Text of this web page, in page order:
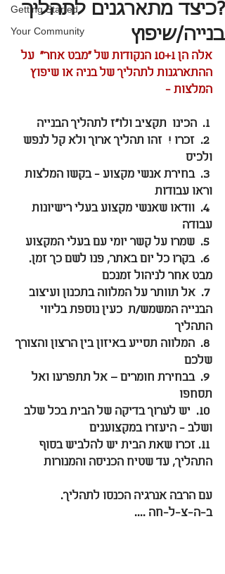
Getting Started
Your Community
?כיצד מתארגנים לתהליך
בנייה/שיפוץ
אלה הן 10+1 הנקודות של "מבט אחר"  על
ההתארגנות לתהליך של בניה או שיפוץ
המלצות -
1.  הכינו  תקציב ולו"ז לתהליך הבנייה
2.  זכרו !  זהו תהליך ארוך ולא קל לנפש
ולכיס
3.  בחירת אנשי מקצוע - בקשו המלצות
וראו עבודות
4.  וודאו שאנשי מקצוע בעלי רישיונות
עבודה
6.  בקרו כל יום באתר, פנו לשם כך זמן.
מבט אחר לניהול זמנכם
7.  אל תוותר על המלווה בתכנון ועיצוב
הבנייה המשמש/ת  כעין נוספת בליווי
התהליך
8.  המלווה תסייע באיזון בין הרצון והצורך
שלכם
9.  בבחירת חומרים – אל תתפרעו ואל
תסחפו
10.  יש לערוך בדיקה של הבית בכל שלב
ושלב - היעזרו במקצוענים
11. זכרו שאת הבית יש להלביש בסוף
התהליך, עד שטיח הכניסה והמנורות
עם הרבה אנרגיה הכנסו לתהליך.
ב-ה-צ-ל-חה ....